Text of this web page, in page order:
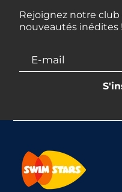
Rejoignez notre
nouveautés inédites !